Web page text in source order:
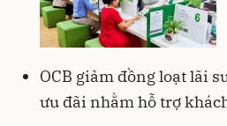
OCB giảm đồng loạt lãi
ưu đãi nhằm hỗ trợ